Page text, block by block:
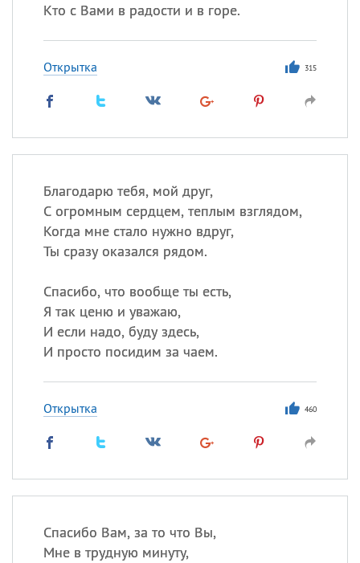
Кто с Вами в радости и в горе.
Открытка 315
Благодарю тебя, мой друг,
С огромным сердцем, теплым взглядом,
Когда мне стало нужно вдруг,
Ты сразу оказался рядом.
Спасибо, что вообще ты есть,
Я так ценю и уважаю,
И если надо, буду здесь,
И просто посидим за чаем.
Открытка 460
Спасибо Вам, за то что Вы,
Мне в трудную минуту,